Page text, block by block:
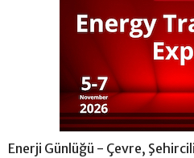
Enerji Günlüğü - Çevre,